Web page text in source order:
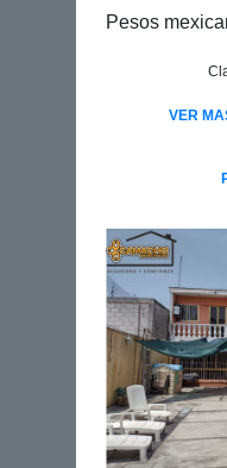
Pesos
VER